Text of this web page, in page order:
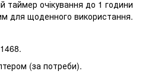
таймер очікування до 1 години
для щоденного використання.
(за потреби).